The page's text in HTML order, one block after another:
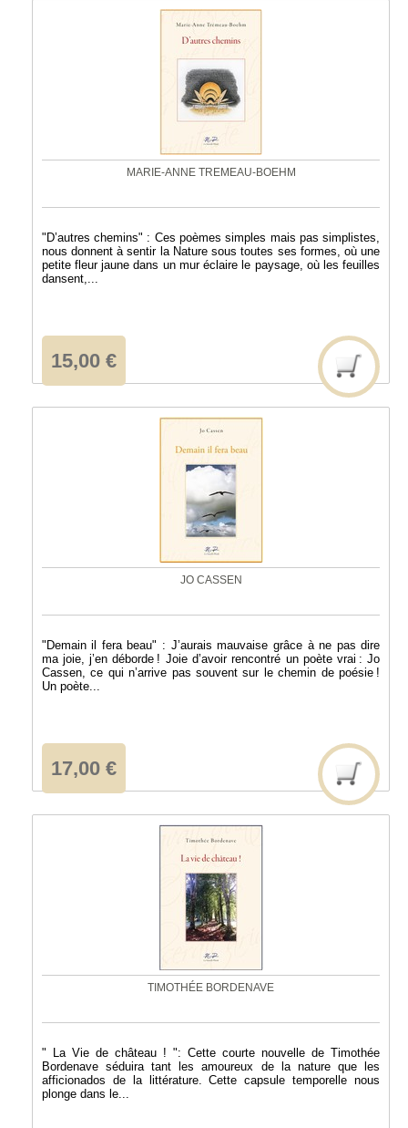
MARIE-ANNE TREMEAU-BOEHM
"D’autres chemins" : Ces poèmes simples mais pas simplistes,
nous donnent à sentir la Nature sous toutes ses formes, où une
petite fleur jaune dans un mur éclaire le paysage, où les feuilles
dansent,...
15,00 €
JO CASSEN
"Demain il fera beau" : J’aurais mauvaise grâce à ne pas dire
ma joie, j’en déborde ! Joie d’avoir rencontré un poète vrai : Jo
Cassen, ce qui n’arrive pas souvent sur le chemin de poésie !
Un poète...
17,00 €
TIMOTHÉE BORDENAVE
" La Vie de château ! ": Cette courte nouvelle de Timothée
Bordenave séduira tant les amoureux de la nature que les
afficionados de la littérature. Cette capsule temporelle nous
plonge dans le...